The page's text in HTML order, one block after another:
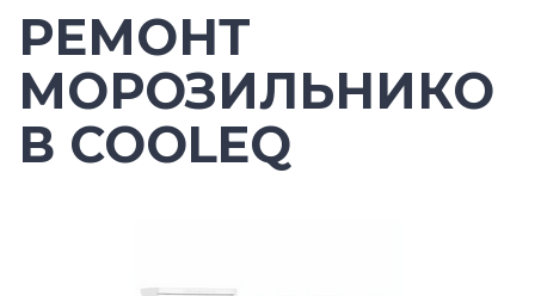
РЕМОНТ
МОРОЗИЛЬНИКО
В COOLEQ